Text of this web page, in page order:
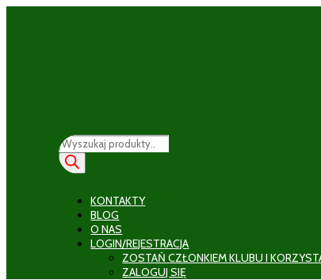
Wyszukiwarka
produktów
KONTAKTY
BLOG
O NAS
LOGIN/REJESTRACJA
ZOSTAŃ CZŁONKIEM KLUBU I
ZALOGUJ SIĘ